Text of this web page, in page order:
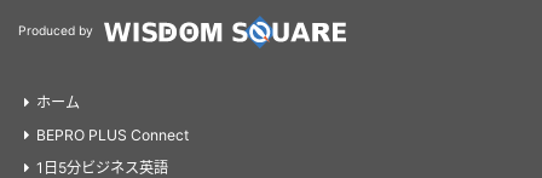
Produced by
ホーム
BEPRO PLUS Connect
1日5分ビジネス英語